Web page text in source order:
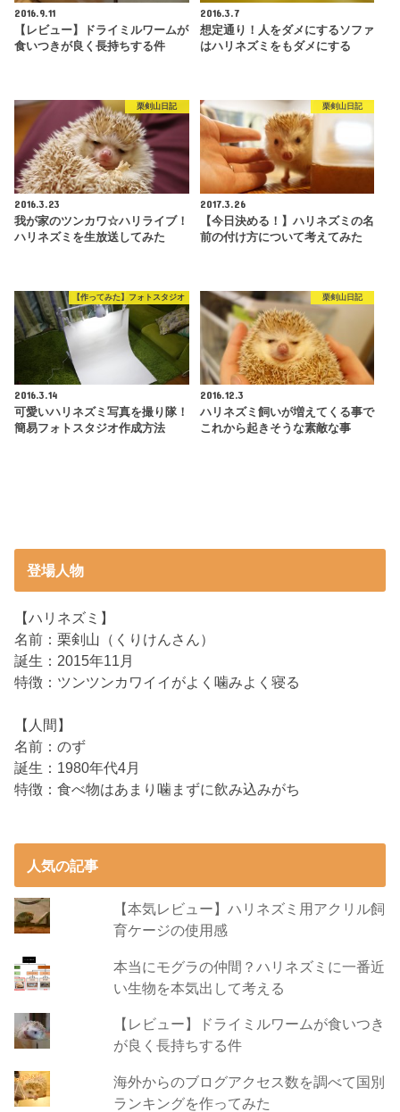
2016.9.11
【レビュー】ドライミルワームが
食いつきが良く長持ちする件
2016.3.7
想定通り！人をダメにするソファ
はハリネズミをもダメにする
栗剣山日記
2016.3.23
我が家のツンカワ☆ハリライブ！
ハリネズミを生放送してみた
栗剣山日記
2017.3.26
【今日決める！】ハリネズミの名
前の付け方について考えてみた
【作ってみた】フォトスタジオ
2016.3.14
可愛いハリネズミ写真を撮り隊！
簡易フォトスタジオ作成方法
栗剣山日記
2016.12.3
ハリネズミ飼いが増えてくる事で
これから起きそうな素敵な事
登場人物
【ハリネズミ】
名前：栗剣山（くりけんさん）
誕生：2015年11月
特徴：ツンツンカワイイがよく噛みよく寝る
【人間】
名前：のず
誕生：1980年代4月
特徴：食べ物はあまり噛まずに飲み込みがち
人気の記事
【本気レビュー】ハリネズミ用アクリル飼
育ケージの使用感
本当にモグラの仲間？ハリネズミに一番近
い生物を本気出して考える
【レビュー】ドライミルワームが食いつき
が良く長持ちする件
海外からのブログアクセス数を調べて国別
ランキングを作ってみた